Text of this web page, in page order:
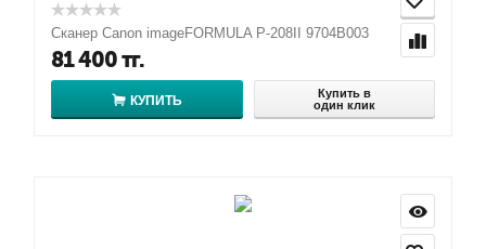
Сканер Canon imageFORMULA P-208II 9704B003
81 400тг.
КУПИТЬ
Купить в
один клик